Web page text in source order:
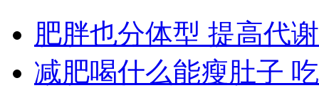
肥胖也分体型 提高代
减肥喝什么能瘦肚子